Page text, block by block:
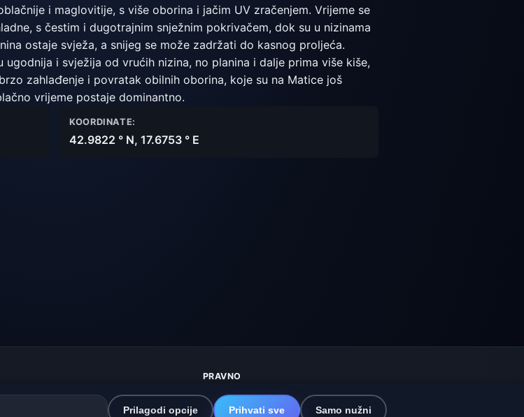
i maglovitije, s više oborina i jačim UV zračenjem. Vrijeme se
s čestim i dugotrajnim snježnim pokrivačem, dok su u nizinama
ostaje svježa, a snijeg se može zadržati do kasnog proljeća.
i svježija od vrućih nizina, no planina i dalje prima više kiše,
zahlađenje i povratak obilnih oborina, koje su na Matice još
vrijeme postaje dominantno.
KOORDINATE:
42.9822 ° N, 17.6753 ° E
PRAVNO
Zaštita privatnosti
Kolačići
Prilagodi opcije Prihvati sve Samo nužni